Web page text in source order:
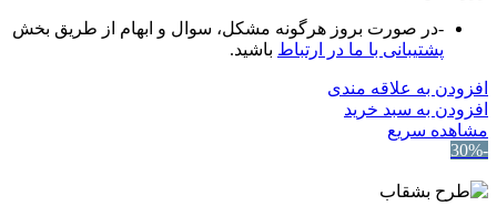
-در صورت بروز هرگونه مشکل، سوال و ابهام از طریق بخش
پشتیبانی با ما در ارتباطباشید.
افزودن به علاقه مندی
افزودن به سبد خرید
مشاهده سریع
-30%